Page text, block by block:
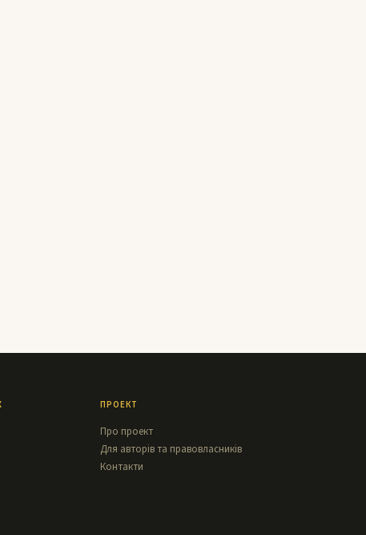
ПРОЕКТ
Про проект
Для авторів та правовласників
Контакти